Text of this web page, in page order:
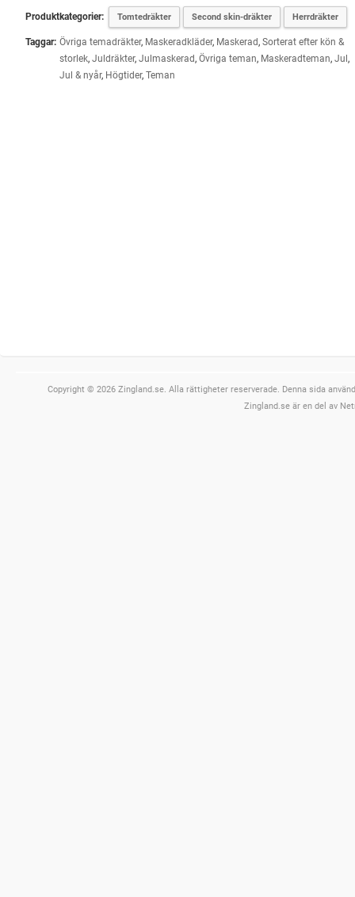
Produktkategorier: Tomtedräkter Second skin-dräkter Herrdräkter
Taggar: Övriga temadräkter, Maskeradkläder, Maskerad, Sorterat efter kön &
storlek, Juldräkter, Julmaskerad, Övriga teman, Maskeradteman, Jul ,
Jul & nyår, Högtider, Teman
Copyright © 2026 Zingland.se. Alla rättigheter reserverade. Denna sida
Zingland.se är en del av